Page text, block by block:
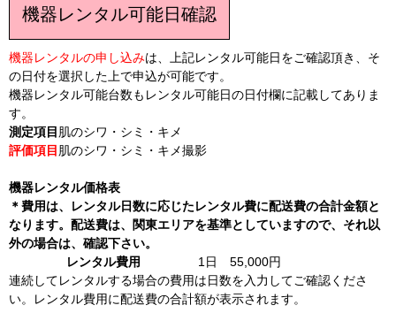
機器レンタル可能日確認
機器レンタルの申し込みは、上記レンタル可能日をご確認頂き、そ
の日付を選択した上で申込が可能です。
機器レンタル可能台数もレンタル可能日の日付欄に記載してありま
す。
測定項目肌のシワ・シミ・キメ
評価項目肌のシワ・シミ・キメ撮影
機器レンタル価格表
＊費用は、レンタル日数に応じたレンタル費に配送費の合計金額と
なります。配送費は、関東エリアを基準としていますので、それ以
外の場合は、確認下さい。
レンタル費用
1日 55,000円
連続してレンタルする場合の費用は日数を入力してご確認くださ
い。レンタル費用に配送費の合計額が表示されます。